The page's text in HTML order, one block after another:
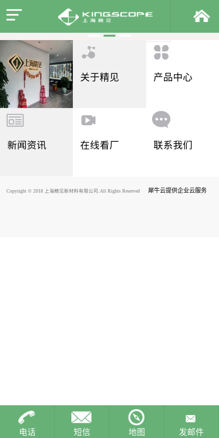
关于精见 产品中心
新闻资讯 在线看厂 联系我们
Copyright © 2018 上海精见新材料有限公司.All Rights Reserved 犀牛云提供企业云服务
电话 短信 地图 发邮件